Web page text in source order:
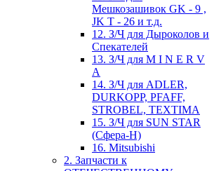
Мешкозашивок GK - 9 ,
JK T - 26 и т.д.
12. З/Ч для Дыроколов и
Спекателей
13. З/Ч для M I N E R V
A
14. З/Ч для ADLER,
DURKOPP, PFAFF,
STROBEL, TEXTIMA
15. З/Ч для SUN STAR
(Сфера-Н)
16. Mitsubishi
2. Запчасти к